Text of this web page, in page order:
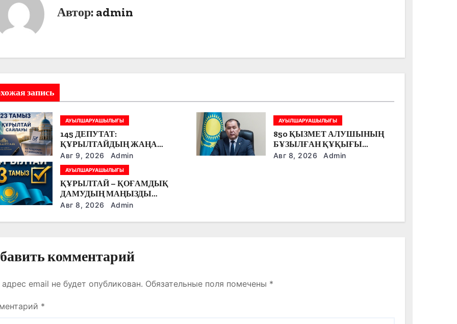
Автор: admin
запись
АУЫЛШАРУАШЫЛЫҒЫ
145 ДЕПУТАТ:
ҚҰРЫЛТАЙДЫҢ ЖАҢА
ӨКІЛЕТТІ ОРГАН РЕТІНДЕГІ
ЕРЕКШЕЛІГІ
Авг 9, 2026 Admin
АУЫЛШАРУАШЫЛЫҒЫ
850 ҚЫЗМЕТ АЛУШЫНЫҢ
БҰЗЫЛҒАН ҚҰҚЫҒЫ
ҚАЛПЫНА КЕЛТІРІЛДІ
Авг 8, 2026 Admin
АУЫЛШАРУАШЫЛЫҒЫ
ҚҰРЫЛТАЙ – ҚОҒАМДЫҚ
ДАМУДЫҢ МАҢЫЗДЫ
МӘСЕЛЕЛЕРІ
Авг 8, 2026 Admin
комментарий
email не будет опубликован. Обязательные поля помечены *
*